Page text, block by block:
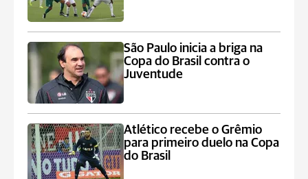
São Paulo inicia a briga na
Copa do Brasil contra o
Juventude
Atlético recebe o Grêmio
para primeiro duelo na Copa
do Brasil